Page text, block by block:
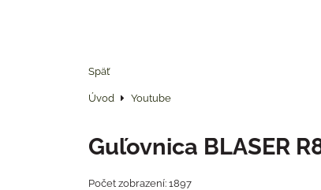
Späť
Úvod
Youtube
Guľovnica BLASER
Počet zobrazení: 1897